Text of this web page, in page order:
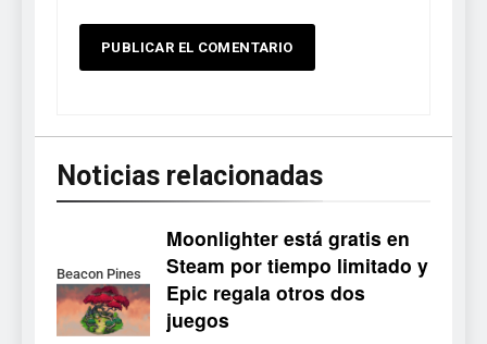
Noticias relacionadas
Beacon Pines
Moonlighter está gratis en
Steam por tiempo limitado y
Epic regala otros dos
juegos